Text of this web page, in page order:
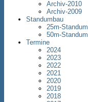
Archiv-2010
Archiv-2009
Standumbau
25m-
50m-
Termine
2024
2023
2022
2021
2020
2019
2018